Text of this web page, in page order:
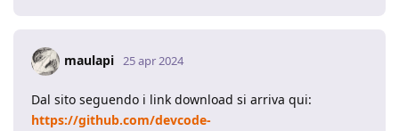
maulapi 25 apr 2024
Dal sito seguendo i link download si arriva qui:
https://github.com/devcode-